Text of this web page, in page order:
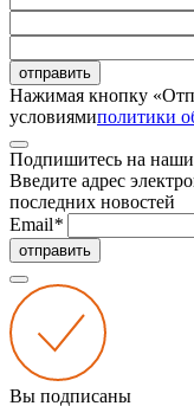
отправить
Нажимая кнопку
условиямиполитики
Подпишитесь на наши
Введите адрес
последних новостей
Email*
отправить
Вы подписаны